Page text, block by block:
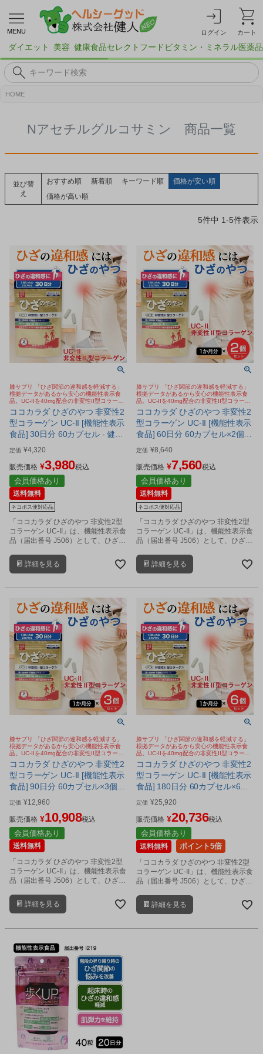
MENU ログイン カート
ダイエット 美容 健康食品セレクトフード ビタミン・ミネラル医薬品
HOME
Nアセチルグルコサミン 商品一覧
並び替
え
おすすめ順 新着順 キーワード順
価格が安い順
価格が高い順
5件中 1-5件表示
膝サプリ 「ひざ関節の違和感を軽減する」
根拠データがあるから安心の機能性表示食
品。UC-IIを40mg配合の非変性II型コラーゲ
ン。歩く、しゃがむ、階段の昇り降りサポー
ト
ココカラダ ひざのやつ 非変性2
型コラーゲン UC-II [機能性表示
食品] 30日分 60カプセル - 健人
[ひざ関節/サプリ] ※ネコポス対
応商品
定価 ¥4,320
販売価格 ¥3,980税込
会員価格あり
送料無料
ネコポス便対応品
「ココカラダ ひざのやつ 非変性2型
コラーゲン UC-II」は、機能性表示食
品（届出番号 J506）として、ひざ関
性をサポートするサプリメントで
す。
詳細を見る
膝サプリ 「ひざ関節の違和感を軽減する」
根拠データがあるから安心の機能性表示食
品。UC-IIを40mg配合の非変性II型コラーゲ
ン。歩く、しゃがむ、階段の昇り降りサポー
ト
ココカラダ ひざのやつ 非変性2
型コラーゲン UC-II [機能性表示
食品] 60日分 60カプセル×2個セ
ット - 健人 [ひざ関節/サプリ] ※
ネコポス対応商品
定価 ¥8,640
販売価格 ¥7,560税込
会員価格あり
送料無料
ネコポス便対応品
「ココカラダ ひざのやつ 非変性2型
コラーゲン UC-II」は、機能性表示食
品（届出番号 J506）として、ひざ関
性をサポートするサプリメントで
す。
詳細を見る
膝サプリ 「ひざ関節の違和感を軽減する」
根拠データがあるから安心の機能性表示食
品。UC-IIを40mg配合の非変性II型コラーゲ
ン。歩く、しゃがむ、階段の昇り降りサポー
ト
ココカラダ ひざのやつ 非変性2
型コラーゲン UC-II [機能性表示
食品] 90日分 60カプセル×3個セ
ット - 健人 [ひざ関節/サプリ]
定価 ¥12,960
販売価格 ¥10,908税込
会員価格あり
送料無料
「ココカラダ ひざのやつ 非変性2型
コラーゲン UC-II」は、機能性表示食
品（届出番号 J506）として、ひざ関
性をサポートするサプリメントで
す。
詳細を見る
膝サプリ 「ひざ関節の違和感を軽減する」
根拠データがあるから安心の機能性表示食
品。UC-IIを40mg配合の非変性II型コラーゲ
ン。歩く、しゃがむ、階段の昇り降りサポー
ト
ココカラダ ひざのやつ 非変性2
型コラーゲン UC-II [機能性表示
食品] 180日分 60カプセル×6個
セット - 健人 [ひざ関節/サプリ]
定価 ¥25,920
販売価格 ¥20,736税込
会員価格あり
送料無料 ポイント5倍
「ココカラダ ひざのやつ 非変性2型
コラーゲン UC-II」は、機能性表示食
品（届出番号 J506）として、ひざ関
性をサポートするサプリメントで
す。
詳細を見る